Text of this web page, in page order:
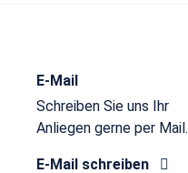
E-Mail
Schreiben Sie uns Ihr
Anliegen gerne per Mail.
E-Mail schreiben